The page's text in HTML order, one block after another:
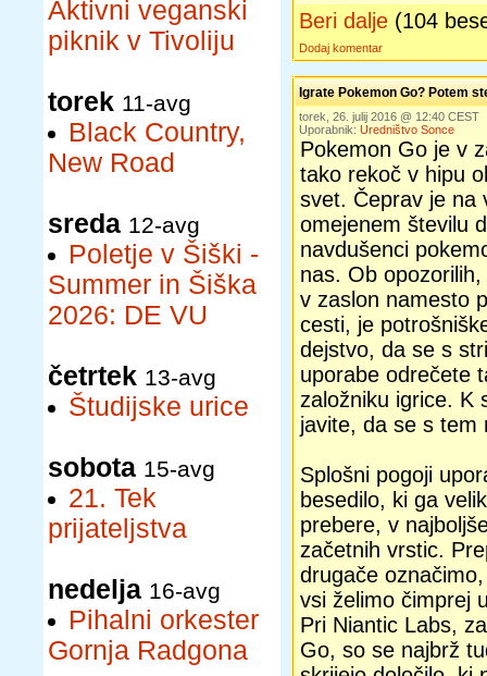
Aktivni veganski
piknik v Tivoliju
torek 11-avg
Black Country,
New Road
sreda 12-avg
Poletje v Šiški -
Summer in Šiška
2026: DE VU
četrtek 13-avg
Študijske urice
sobota 15-avg
21. Tek
prijateljstva
nedelja 16-avg
Pihalni orkester
Gornja Radgona
Beri dalje (104
Dodaj komentar
Igrate Pokemon Go? Potem
torek, 26. julij 2016 @ 12:40 CEST
Uporabnik: Uredništvo Sonce
Pokemon Go je v
tako rekoč v hipu
svet. Čeprav je na
omejenem številu
navdušenci
nas. Ob
v zaslon namesto
cesti, je
dejstvo, da se s
uporabe odrečete
založniku igrice. K
javite, da se s tem
Splošni pogoji
besedilo, ki ga
prebere, v
začetnih vrstic.
drugače
vsi želimo čimprej
Pri Niantic Labs,
Go, so se najbrž